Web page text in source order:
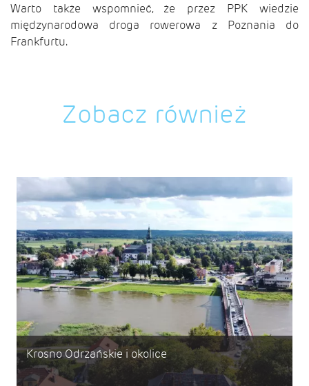
Warto także wspomnieć, że przez PPK wiedzie
międzynarodowa droga rowerowa z Poznania do
Frankfurtu.
Zobacz również
Krosno Odrzańskie i okolice